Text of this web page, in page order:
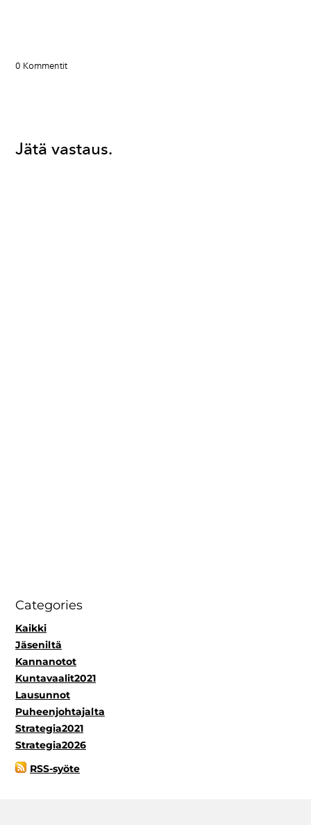
0 Kommentit
Jätä vastaus.
Categories
Kaikki
Jäseniltä
Kannanotot
Kuntavaalit2021
Lausunnot
Puheenjohtajalta
Strategia2021
Strategia2026
RSS-syöte